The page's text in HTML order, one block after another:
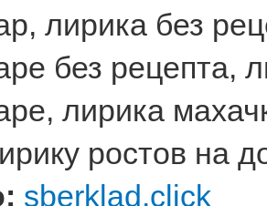
лирика без
без рецепта,
лирика
ростов на
sberklad.click